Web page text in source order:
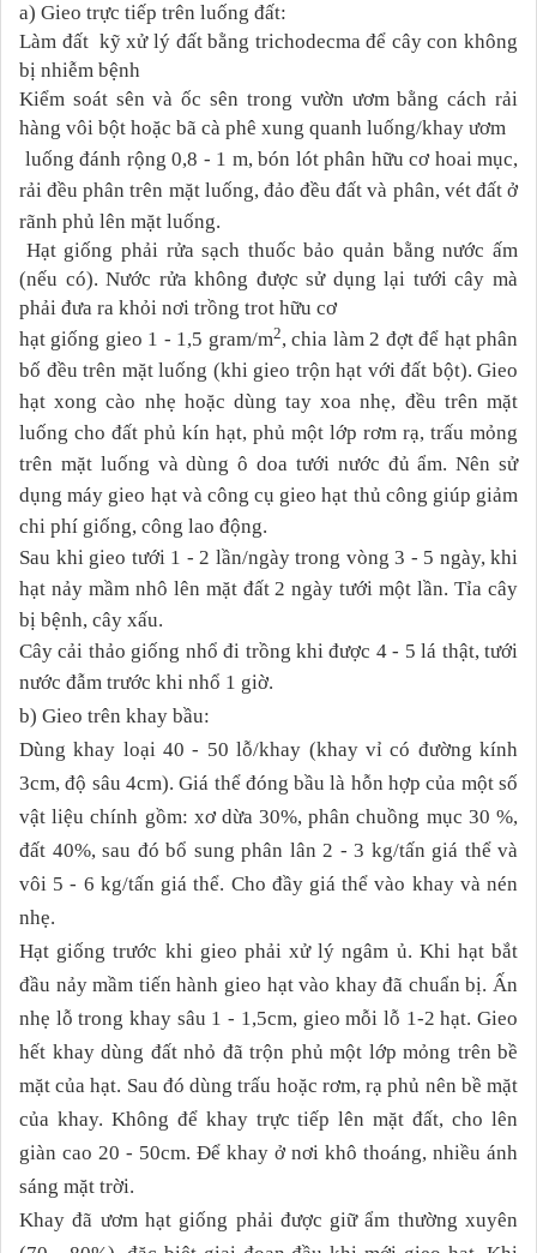
a) Gieo trực tiếp trên luống đất:
Làm đất kỹ xử lý đất bằng trichodecma để cây con không
bị nhiễm bệnh
Kiểm soát sên và ốc sên trong vườn ươm bằng cách rải
hàng vôi bột hoặc bã cà phê xung quanh luống/khay ươm
luống đánh rộng 0,8 - 1 m,bón lót phân hữu cơ hoai mục,
rải đều phân trên mặt luống, đảo đều đất và phân, vét đất ở
rãnh phủ lên mặt luống.
Hạt giống phải rửa sạch thuốc bảo quản bằng nước ấm
(nếu có). Nước rửa không được sử dụng lại tưới cây mà
phải đưa ra khỏi nơi trồng trot hữu cơ
hạt giống gieo 1 - 1,5 gram/m2, chia làm 2 đợt để hạt phân
bố đều trên mặt luống (khi gieo trộn hạt với đất bột). Gieo
hạt xong cào nhẹ hoặc dùng tay xoa nhẹ, đều trên mặt
luống cho đất phủ kín hạt, phủ một lớp rơm rạ, trấu mỏng
trên mặt luống và dùng ô doa tưới nước đủ ẩm. Nên sử
dụng máy gieo hạt và công cụ gieo hạt thủ công giúp giảm
chi phí giống, công lao động.
Sau khi gieo tưới 1 - 2 lần/ngày trong vòng 3 - 5 ngày, khi
hạt nảy mầm nhô lên mặt đất 2 ngày tưới một lần. Tỉa cây
bị bệnh, cây xấu.
Cây cải thảo giống nhổ đi trồng khi được 4 - 5 lá thật, tưới
nước đẫm trước khi nhổ 1 giờ.
b) Gieo trên khay bầu:
Dùng khay loại 40 - 50 lỗ/khay (khay vỉ có đường kính
3cm, độ sâu 4cm). Giá thể đóng bầu là hỗn hợp của một số
vật liệu chính gồm: xơ dừa 30%, phân chuồng mục 30 %,
đất 40%, sau đó bổ sung phân lân 2 - 3 kg/tấn giá thể và
vôi 5 - 6 kg/tấn giá thể. Cho đầy giá thể vào khay và nén
nhẹ.
Hạt giống trước khi gieo phải xử lý ngâm ủ. Khi hạt bắt
đầu nảy mầm tiến hành gieo hạt vào khay đã chuẩn bị. Ấn
nhẹ lỗ trong khay sâu 1 - 1,5cm, gieo mỗi lỗ 1-2 hạt. Gieo
hết khay dùng đất nhỏ đã trộn phủ một lớp mỏng trên bề
mặt của hạt. Sau đó dùng trấu hoặc rơm, rạ phủ nên bề mặt
của khay. Không để khay trực tiếp lên mặt đất, cho lên
giàn cao 20 - 50cm. Để khay ở nơi khô thoáng, nhiều ánh
sáng mặt trời.
Khay đã ươm hạt giống phải được giữ ẩm thường xuyên